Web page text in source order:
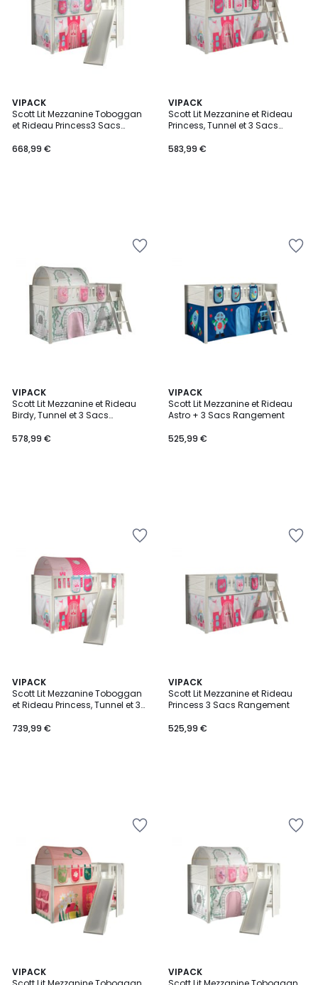
VIPACK
Scott Lit Mezzanine Toboggan
et Rideau Princess3 Sacs
668,99 €
VIPACK
Scott Lit Mezzanine et Rideau
Princess, Tunnel et 3 Sacs
583,99 €
VIPACK
Scott Lit Mezzanine et Rideau
Birdy, Tunnel et 3 Sacs
578,99 €
VIPACK
Scott Lit Mezzanine et Rideau
Astro + 3 Sacs Rangement
525,99 €
VIPACK
Scott Lit Mezzanine Toboggan
et Rideau Princess, Tunnel et 3
739,99 €
VIPACK
Scott Lit Mezzanine et Rideau
Princess 3 Sacs Rangement
525,99 €
VIPACK
VIPACK